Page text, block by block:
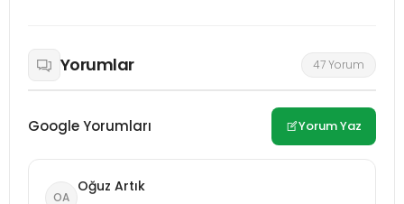
Yorumlar 47 Yorum
Google Yorumları Yorum Yaz
OA
Oğuz Artık